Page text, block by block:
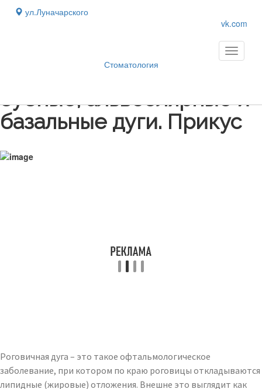
ул.Луначарского
vk.com
Стоматология
Toggle
Зубные, альвеолярные и
базальные дуги. Прикус
Роговичная дуга – это такое офтальмологическое
заболевание, при котором по краю роговицы откладываются
липидные (жировые) отложения. Внешне это выглядит как